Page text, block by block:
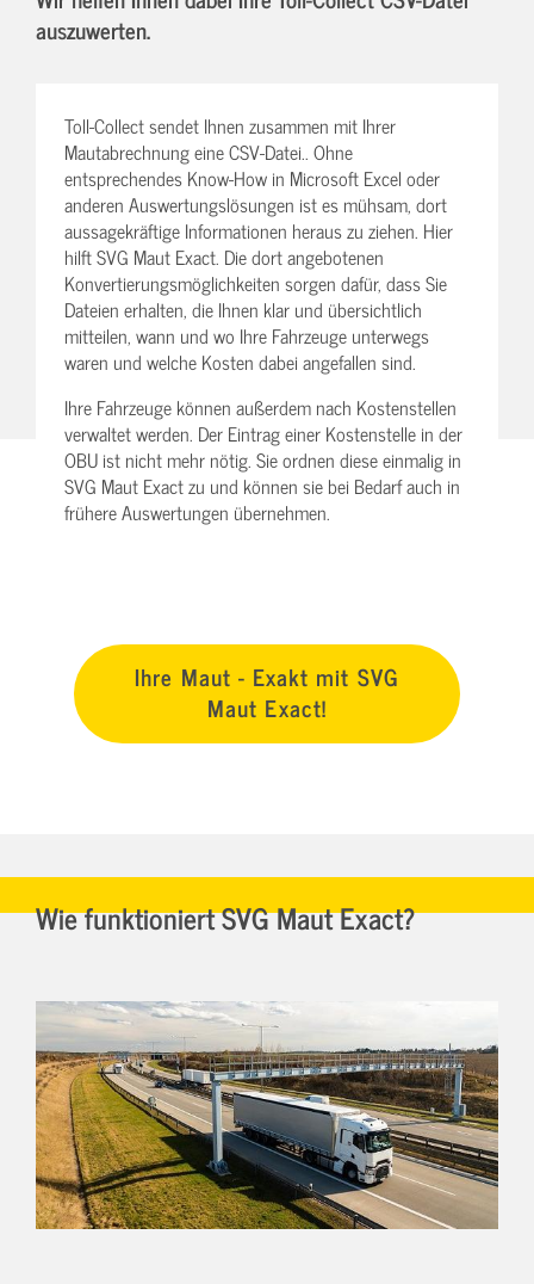
auszuwerten.
Toll-Collect sendet Ihnen zusammen mit Ihrer
Mautabrechnung eine CSV-Datei.. Ohne
entsprechendes Know-How in Microsoft Excel oder
anderen Auswertungslösungen ist es mühsam, dort
aussagekräftige Informationen heraus zu ziehen. Hier
hilft SVG Maut Exact. Die dort angebotenen
Konvertierungsmöglichkeiten sorgen dafür, dass Sie
Dateien erhalten, die Ihnen klar und übersichtlich
mitteilen, wann und wo Ihre Fahrzeuge unterwegs
waren und welche Kosten dabei angefallen sind.
Ihre Fahrzeuge können außerdem nach Kostenstellen
verwaltet werden. Der Eintrag einer Kostenstelle in der
OBU ist nicht mehr nötig. Sie ordnen diese einmalig in
SVG Maut Exact zu und können sie bei Bedarf auch in
frühere Auswertungen übernehmen.
Ihre Maut - Exakt mit SVG
Maut Exact!
Wie funktioniert SVG Maut Exact?